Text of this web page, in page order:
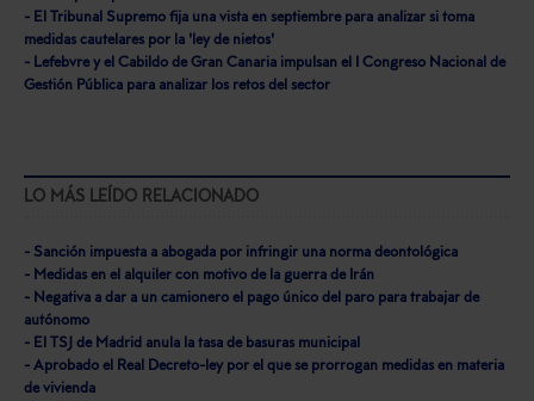
- El Tribunal Supremo fija una vista en septiembre para analizar si toma
medidas cautelares por la 'ley de nietos'
- Lefebvre y el Cabildo de Gran Canaria impulsan el I Congreso Nacional de
Gestión Pública para analizar los retos del sector
LO MÁS LEÍDO RELACIONADO
- Sanción impuesta a abogada por infringir una norma deontológica
- Medidas en el alquiler con motivo de la guerra de Irán
- Negativa a dar a un camionero el pago único del paro para trabajar de
autónomo
- El TSJ de Madrid anula la tasa de basuras municipal
- Aprobado el Real Decreto-ley por el que se prorrogan medidas en materia
de vivienda